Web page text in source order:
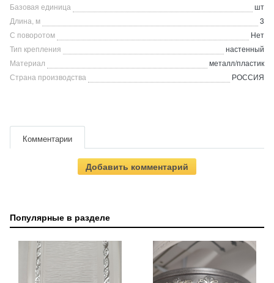
Базовая единица
шт
Длина, м
3
С поворотом
Нет
Тип крепления
настенный
Материал
металл/пластик
Страна производства
РОССИЯ
Комментарии
Добавить комментарий
Популярные в разделе